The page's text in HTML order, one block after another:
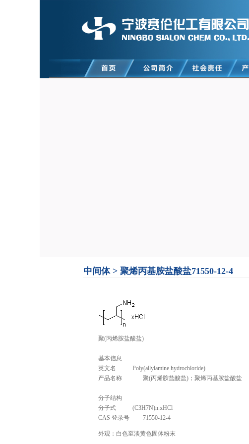
中间体> 聚烯丙基胺盐酸盐71550-12-4
聚(丙烯胺盐酸盐)
基本信息
英文名
Poly(allylamine hydrochloride)
产品名称
聚(丙烯胺盐酸盐)；聚烯丙基胺盐酸盐
分子结构
分子式(C3H7N)n.xHCl
CAS 登录号71550-12-4
外观：白色至淡黄色固体粉末